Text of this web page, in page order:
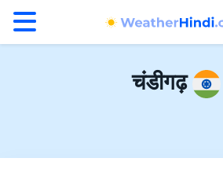
चंडीगढ़